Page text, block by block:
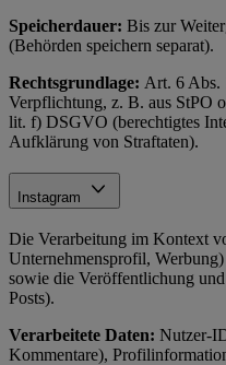
Speicherdauer: Bis zur
(Behörden speichern separat).
Rechtsgrundlage: Art. 6 Abs.
Verpflichtung, z. B. aus StPO
lit. f) DSGVO (berechtigtes
Aufklärung von Straftaten).
Instagram
Die Verarbeitung im Kontext
Unternehmensprofil,
sowie die Veröffentlichung
Posts).
Verarbeitete Daten: Nutzer-
Kommentare),